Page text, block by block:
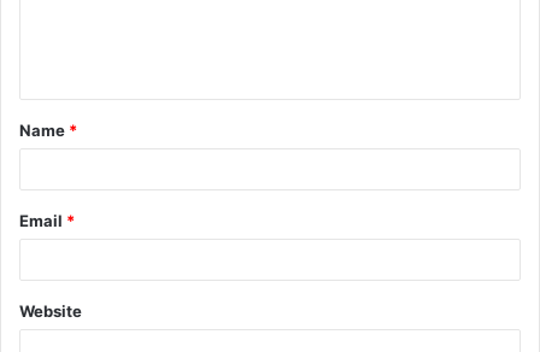
t
*
Name *
Email *
Website